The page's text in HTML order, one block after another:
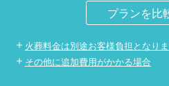
プランを比
火葬料金は別途お客様負担となり
その他に追加費用がかかる場合